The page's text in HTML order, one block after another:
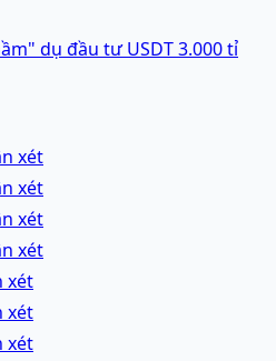
dụ đầu tư USDT 3.000 tỉ
xét
xét
xét
xét
xét
xét
xét